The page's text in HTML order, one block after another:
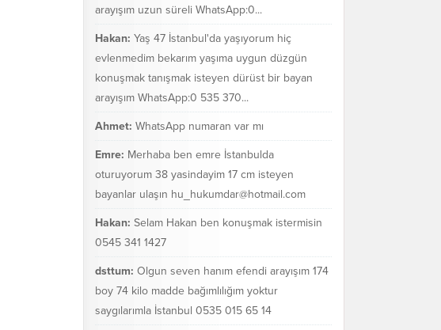
arayışım uzun süreli WhatsApp:0...
Hakan: Yaş 47 İstanbul'da yaşıyorum hiç
evlenmedim bekarım yaşıma uygun düzgün
konuşmak tanışmak isteyen dürüst bir bayan
arayışım WhatsApp:0 535 370...
Ahmet: WhatsApp numaran var mı
Emre: Merhaba ben emre İstanbulda
oturuyorum 38 yasindayim 17 cm isteyen
bayanlar ulaşın hu_hukumdar@hotmail.com
Hakan: Selam Hakan ben konuşmak istermisin
0545 341 1427
dsttum: Olgun seven hanım efendi arayışım 174
boy 74 kilo madde bağımlılığım yoktur
saygılarımla İstanbul 0535 015 65 14